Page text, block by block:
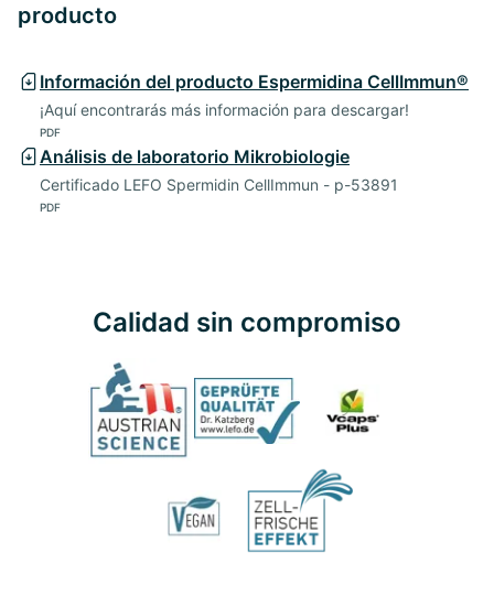
producto
Información del producto Espermidina CellImmun®
¡Aquí encontrarás más información para descargar!
PDF
Análisis de laboratorio Mikrobiologie
Certificado LEFO Spermidin CellImmun - p-53891
PDF
Calidad sin compromiso